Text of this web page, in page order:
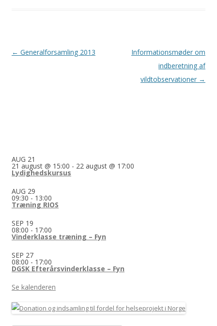
Indlægsnavigation
← Generalforsamling 2013
Informationsmøder om
indberetning af
vildtobservationer →
AUG 21
21 august @ 15:00 - 22 august @ 17:00
Lydighedskursus
AUG 29
09:30 - 13:00
Træning RIOS
SEP 19
08:00 - 17:00
Vinderklasse træning – Fyn
SEP 27
08:00 - 17:00
DGSK Efterårsvinderklasse – Fyn
Se kalenderen